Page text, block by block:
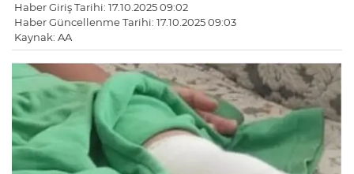
Haber Giriş Tarihi: 17.10.2025 09:02
Haber Güncellenme Tarihi: 17.10.2025 09:03
Kaynak: AA